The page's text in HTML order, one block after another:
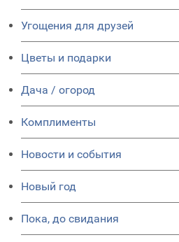
Угощения для друзей
Цветы и подарки
Дача / огород
Комплименты
Новости и события
Новый год
Пока, до свидания